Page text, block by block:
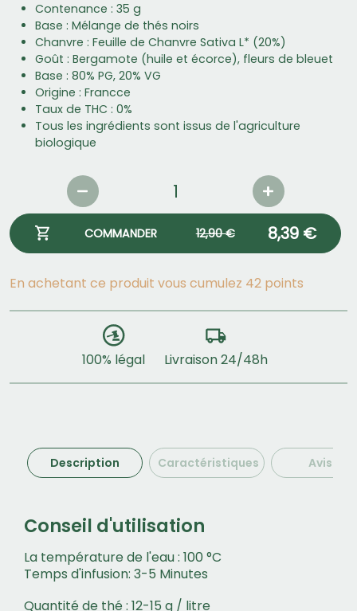
Contenance : 35 g
Base : Mélange de thés noirs
Chanvre : Feuille de Chanvre Sativa L* (20%)
Goût : Bergamote (huile et écorce), fleurs de bleuet
Base : 80% PG, 20% VG
Origine : Francce
Taux de THC : 0%
Tous les ingrédients sont issus de l'agriculture
biologique
COMMANDER 12,90 € 8,39 €
En achetant ce produit vous cumulez 42 points
100% légal Livraison 24/48h
Description Caractéristiques Avis (1)
Conseil d'utilisation
La température de l'eau : 100 °C
Temps d'infusion: 3-5 Minutes
Quantité de thé : 12-15 g / litre